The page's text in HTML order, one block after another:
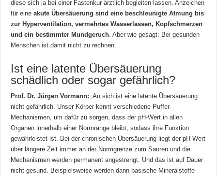
diese sich ja bei einer Fastenkur ärztlich begleiten lassen. Anzeichen
für eineakute Übersäuerung sind eine beschleunigte Atmung bis
zur Hyperventilation, vermehrtes Wasserlassen, Kopfschmerzen
und ein bestimmter Mundgeruch . Aber wie gesagt: Bei gesunden
Menschen ist damit nicht zu rechnen.
Ist eine latente Übersäuerung
schädlich oder sogar gefährlich?
Prof. Dr. Jürgen Vormann: ‚An sich ist eine latente Übersäuerung
nicht gefährlich. Unser Körper kennt verschiedene Puffer-
Mechanismen, um dafür zu sorgen, dass der pH-Wert in allen
Organen innerhalb einer Normrange bleibt, sodass ihre Funktion
gewährleistet ist. Bei der chronischen Übersäuerung liegt der pH-Wert
über längere Zeit immer an der Normgrenze zum Sauren und die
Mechanismen werden permanent angestrengt. Und das ist auf Dauer
nicht gesund. Beispielsweise werden dann basische Mineralstoffe